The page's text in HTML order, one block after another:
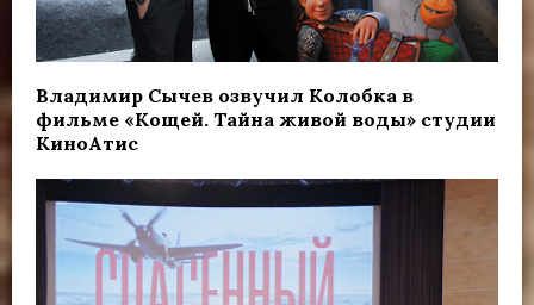
Владимир Сычев озвучил Колобка в
фильме «Кощей. Тайна живой воды» студии
КиноАтис